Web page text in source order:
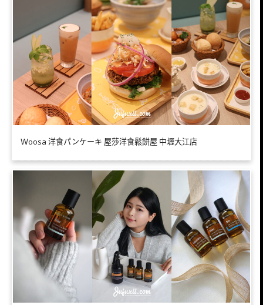
Ｗoosa 洋食パンケーキ 屋莎洋食鬆餅屋 中壢大江店